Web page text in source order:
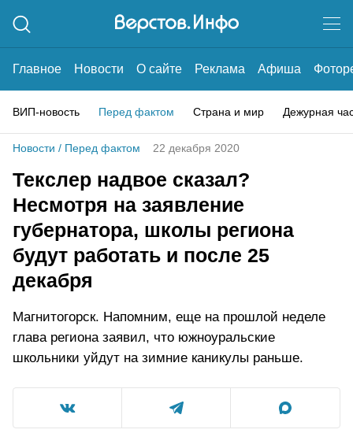
Главное Новости О сайте Реклама Афиша
ВИП-новость Перед фактом Страна и мир Дежурная
Новости / Перед фактом 22 декабря 2020
Текслер надвое сказал?
Несмотря на заявление
губернатора, школы региона
будут работать и после 25
декабря
Магнитогорск. Напомним, еще на прошлой неделе
глава региона заявил, что южноуральские
школьники уйдут на зимние каникулы раньше.